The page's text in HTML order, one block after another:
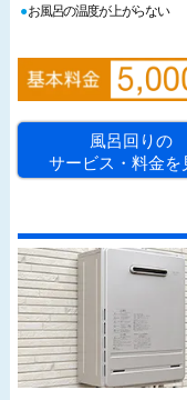
お風呂の温度が上がらない
風呂回りの
サービス・料金を